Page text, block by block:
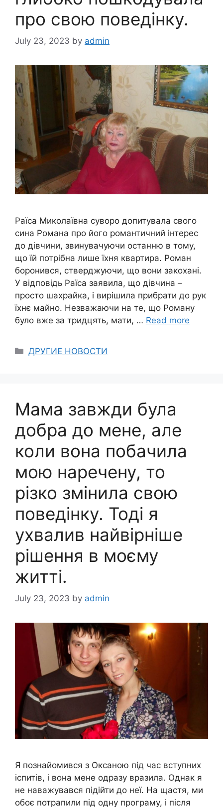
про свою поведінку.
July 23, 2023 by admin
Раїса Миколаївна суворо допитувала свого
сина Романа про його романтичний інтерес
до дівчини, звинувачуючи останню в тому,
що їй потрібна лише їхня квартира. Роман
боронився, стверджуючи, що вони закохані.
У відповідь Раїса заявила, що дівчина –
просто шахрайка, і вирішила прибрати до рук
їхнє майно. Незважаючи на те, що Роману
було вже за тридцять, мати, … Read more
Categories
ДРУГИЕ НОВОСТИ
Мама завжди була
добра до мене, але
коли вона побачила
мою наречену, то
різко змінила свою
поведінку. Тоді я
ухвалив найвірніше
рішення в моєму
житті.
July 23, 2023 by admin
Я познайомився з Оксаною під час вступних
іспитів, і вона мене одразу вразила. Однак я
не наважувався підійти до неї. На щастя, ми
обоє потрапили під одну програму, і після